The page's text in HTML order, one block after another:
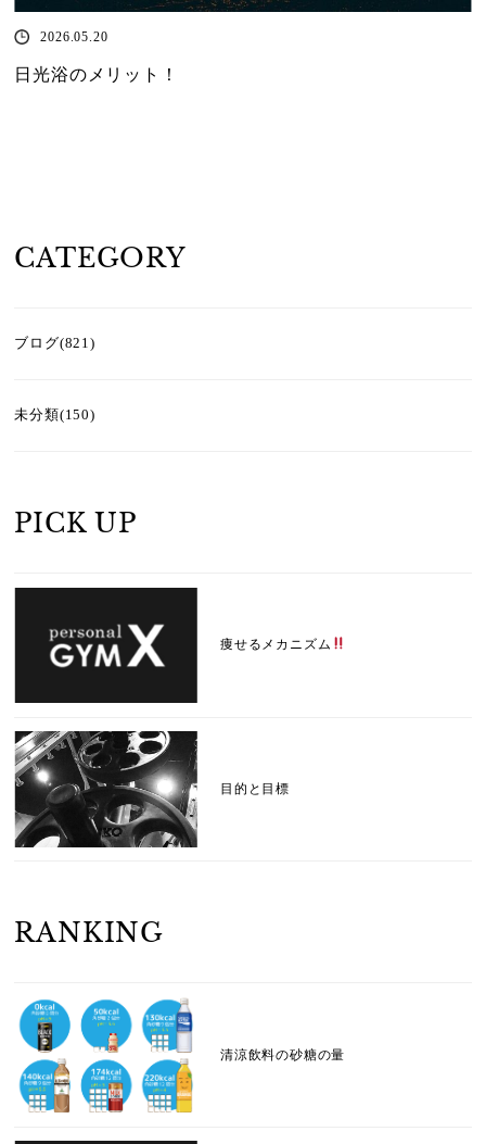
2026.05.20
日光浴のメリット！
CATEGORY
ブログ(821)
未分類(150)
PICK UP
痩せるメカニズム
目的と目標
RANKING
清涼飲料の砂糖の量